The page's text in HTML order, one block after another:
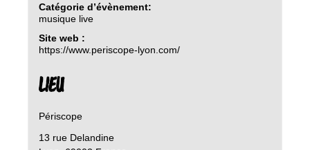
Catégorie d’évènement:
musique live
Site web :
https://www.periscope-lyon.com/
LIEU
Périscope
13 rue Delandine